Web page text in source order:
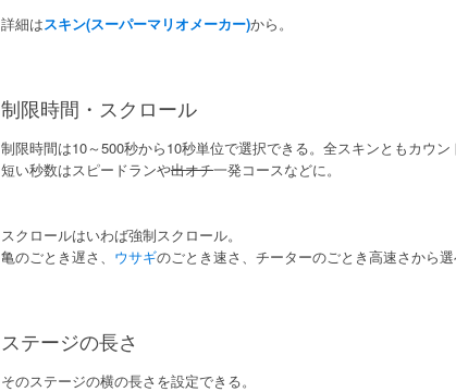
詳細はスキン(スーパーマリオメーカー)から。
制限時間・スクロール
制限時間は10～500秒から10秒単位で選択できる。全スキンともカウン
短い秒数はスピードランや出オチ一発コースなどに。
スクロールはいわば強制スクロール。
亀のごとき遅さ、 ウサギのごとき速さ、チーターのごとき高速さから選
ステージの長さ
そのステージの横の長さを設定できる。